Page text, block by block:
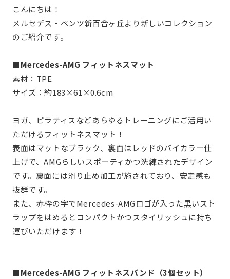
こんにちは！
メルセデス・ベンツ新百合ヶ丘より新しいコレクション
のご紹介です。
■Mercedes-AMG フィットネスマット
素材：TPE
サイズ：約183×61×0.6cm
ヨガ、ピラティスなどあらゆるトレーニングにご活用い
ただけるフィットネスマット！
表面はマットなブラック、裏面はレッドのバイカラー仕
上げで、AMGらしいスポーティかつ洗練されたデザイン
です。裏面には滑り止め加工が施されており、安定感も
抜群です。
また、赤枠の字でMercedes-AMGロゴが入った黒いスト
ラップをはめるとコンパクトかつスタイリッシュに持ち
運びいただけます！
■Mercedes-AMG フィットネスバンド（3個セット）